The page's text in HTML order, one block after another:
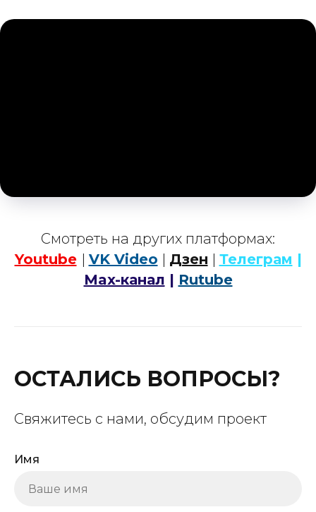
Смотреть на других платформах:
Youtube | VK Video | Дзен | Телеграм |
Max-канал | Rutube
ОСТАЛИСЬ ВОПРОСЫ?
Свяжитесь с нами, обсудим проект
Имя